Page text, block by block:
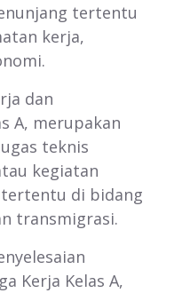
tertentu
kerja,
dan
A, merupakan
teknis
kegiatan
di bidang
transmigrasi.
Kerja Kelas A,